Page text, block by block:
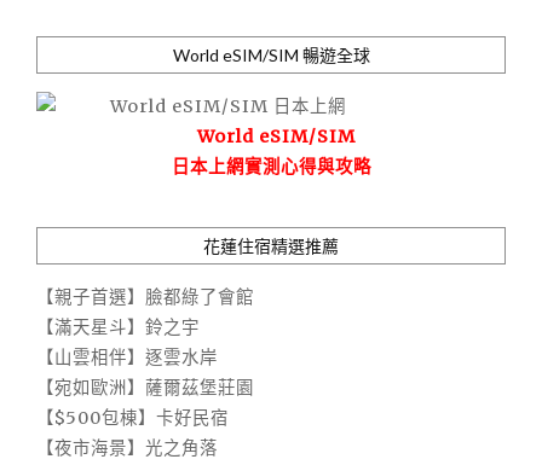
World eSIM/SIM 暢遊全球
World eSIM/SIM
日本上網實測心得與攻略
花蓮住宿精選推薦
【親子首選】臉都綠了會館
【滿天星斗】鈴之宇
【山雲相伴】逐雲水岸
【宛如歐洲】薩爾茲堡莊園
【$500包棟】卡好民宿
【夜市海景】光之角落